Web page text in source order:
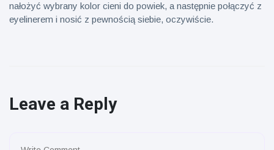
nałożyć wybrany kolor cieni do powiek, a następnie połączyć z
eyelinerem i nosić z pewnością siebie, oczywiście.
Leave a Reply